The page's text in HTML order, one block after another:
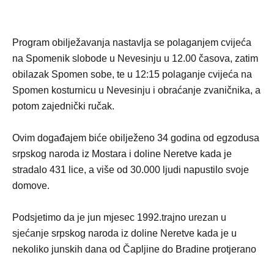
Program obilježavanja nastavlja se polaganjem cvijeća
na Spomenik slobode u Nevesinju u 12.00 časova, zatim
obilazak Spomen sobe, te u 12:15 polaganje cvijeća na
Spomen kosturnicu u Nevesinju i obraćanje zvaničnika, a
potom zajednički ručak.
Ovim događajem biće obilježeno 34 godina od egzodusa
srpskog naroda iz Mostara i doline Neretve kada je
stradalo 431 lice, a više od 30.000 ljudi napustilo svoje
domove.
Podsjetimo da je jun mjesec 1992.trajno urezan u
sjećanje srpskog naroda iz doline Neretve kada je u
nekoliko junskih dana od Čapljine do Bradine protjerano